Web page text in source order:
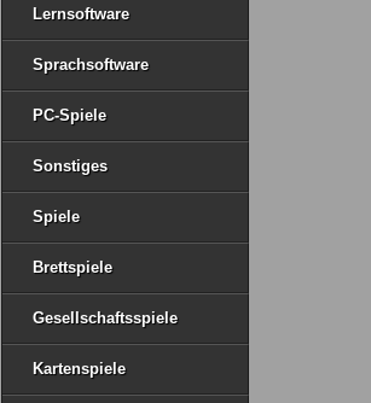
Lernsoftware
Sprachsoftware
PC-Spiele
Sonstiges
Spiele
Brettspiele
Gesellschaftsspiele
Kartenspiele